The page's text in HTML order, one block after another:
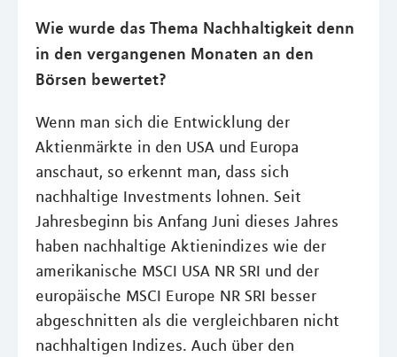
Wie wurde das Thema Nachhaltigkeit denn
in den vergangenen Monaten an den
Börsen bewertet?
Wenn man sich die Entwicklung der
Aktienmärkte in den USA und Europa
anschaut, so erkennt man, dass sich
nachhaltige Investments lohnen. Seit
Jahresbeginn bis Anfang Juni dieses Jahres
haben nachhaltige Aktienindizes wie der
amerikanische MSCI USA NR SRI und der
europäische MSCI Europe NR SRI besser
abgeschnitten als die vergleichbaren nicht
nachhaltigen Indizes. Auch über den